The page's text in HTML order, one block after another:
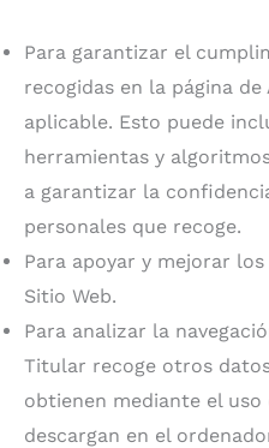
Para garantizar el
recogidas en la página de
aplicable. Esto puede
herramientas y
a garantizar la
personales que recoge.
Para apoyar y mejorar
Sitio Web.
Para analizar la
Titular recoge otros
obtienen mediante el uso
descargan en el